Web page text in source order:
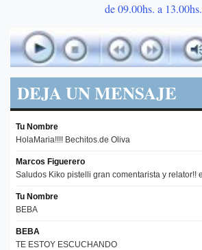
de 09.00hs. a 13.00hs.
DEJA UN MENSAJE